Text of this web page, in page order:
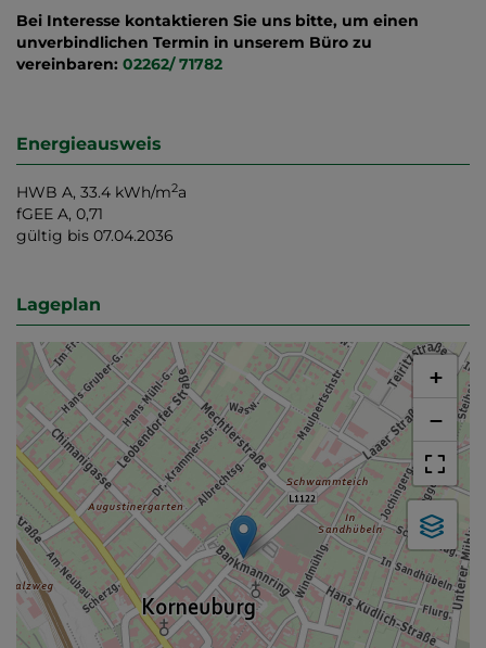
Bei Interesse kontaktieren Sie uns bitte, um einen
unverbindlichen Termin in unserem Büro zu
vereinbaren: 02262/ 71782
Energieausweis
HWB A, 33.4 kWh/m2a
fGEE A, 0,71
gültig bis 07.04.2036
Lageplan
+
−